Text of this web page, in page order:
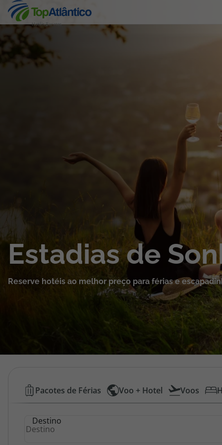
Hotéis Baratos
Destinos
Pacotes de Férias
Cruzeiros
Promoções
Área de Cliente
Estadias de
Reserve hotéis ao melhor preço para férias e
Hotéis
Baratos
Pacotes de Férias Voo + Hotel Voos
Destino